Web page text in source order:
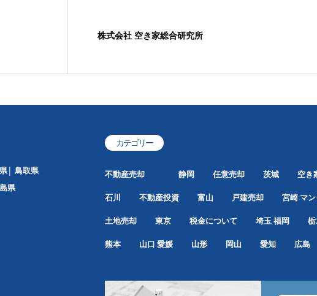
株式会社 空き家総合研究所
鳥取県
県
カテゴリー
不動産売却 静岡 任意売却 茨城 空き
石川 不動産投資 富山 戸建売却 宮崎 マ
土地売却 東京 税金について 埼玉福岡
熊本 山口 愛媛 山形 岡山 愛知 広島